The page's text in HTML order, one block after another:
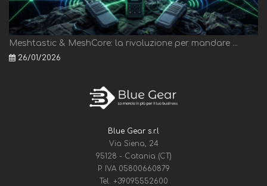
Meshtastic & MeshCore: la rivoluzione per mandare ...
26/01/2026
Blue Gear s.r.l
Via Siena, 24
95128 - Catania (CT)
P. IVA 05800660879
Tel. +39095552600